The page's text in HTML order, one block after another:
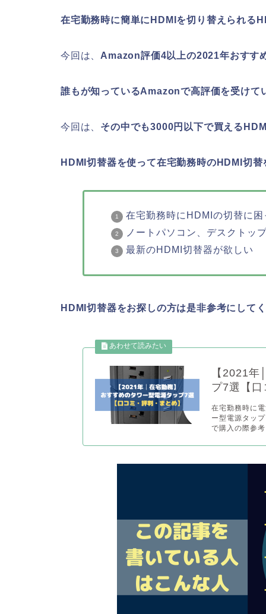
在宅勤務時に簡単にHDMIを切り替えられる
今回は、 Amazon評価4以上の2021年おすす
誰もが知っているAmazonで高評価を受けて
今回は、 その中でも3000円以下で買える
HDMI切替器を使って在宅勤務時のHDMI切
在宅勤務時にHDMIの切替に
ノートパソコン、デスクトッ
最新のHDMI切替器が欲しい
HDMI切替器をお探しの方は是非参考にして
【2021
プ7選【
在宅勤務時に
ー型電源タッ
で購入の際参